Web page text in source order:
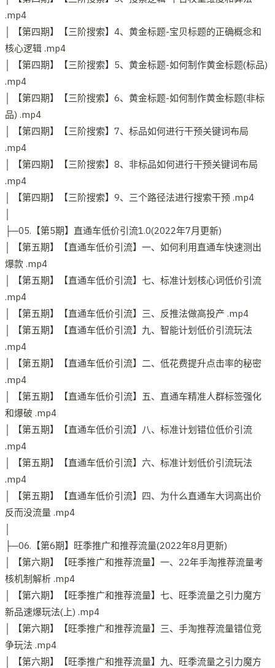
.mp4
│ 【第四期】【三阶搜索】4、黄金标题-宝贝标题的正确概念和
核心逻辑 .mp4
│ 【第四期】【三阶搜索】5、黄金标题-如何制作黄金标题(标品)
.mp4
│ 【第四期】【三阶搜索】6、黄金标题-如何制作黄金标题(非标
品) .mp4
│ 【第四期】【三阶搜索】7、标品如何进行干预关键词布局
.mp4
│ 【第四期】【三阶搜索】8、非标品如何进行干预关键词布局
.mp4
│ 【第四期】【三阶搜索】9、三个路径法进行搜索干预 .mp4
├─05.【第5期】直通车低价引流1.0(2022年7月更新)
│ 【第五期】【直通车低价引流】一、如何利用直通车快速测出
爆款 .mp4
│ 【第五期】【直通车低价引流】七、标准计划核心词低价引流
.mp4
│ 【第五期】【直通车低价引流】三、反推法做高投产 .mp4
│ 【第五期】【直通车低价引流】九、智能计划低价引流玩法
.mp4
│ 【第五期】【直通车低价引流】二、低花费提升点击率的秘密
.mp4
│ 【第五期】【直通车低价引流】五、直通车精准人群标签强化
和爆破 .mp4
│ 【第五期】【直通车低价引流】八、标准计划错位低价引流
.mp4
│ 【第五期】【直通车低价引流】六、标准计划低价引流玩法
.mp4
│ 【第五期】【直通车低价引流】四、为什么直通车大词高出价
反而没流量 .mp4
├─06.【第6期】旺季推广和推荐流量(2022年8月更新)
│ 【第六期】【旺季推广和推荐流量】一、22年手淘推荐流量考
核机制解析 .mp4
│ 【第六期】【旺季推广和推荐流量】七、旺季流量之引力魔方
新品速爆玩法(上) .mp4
│ 【第六期】【旺季推广和推荐流量】三、手淘推荐流量错位竞
争玩法 .mp4
│ 【第六期】【旺季推广和推荐流量】九、旺季流量之引力魔方